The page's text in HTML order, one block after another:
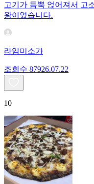
고기가 듬뿍 얹어져서 고
왕이었습니다.
라임미소가
조회수 87926.07.22
10